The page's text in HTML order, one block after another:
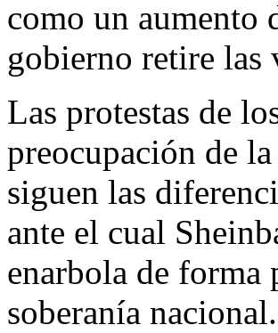
como un aumento
gobierno retire las
Las protestas de
preocupación de
siguen las
ante el cual
enarbola de forma
soberanía nacional.